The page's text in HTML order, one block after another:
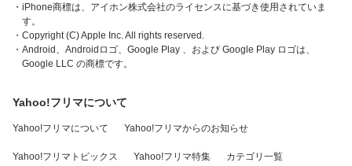
・iPhone商標は、アイホン株式会社のライセンスに基づき使用されていま
す。
・Copyright (C) Apple Inc. All rights reserved.
・Android、Androidロゴ、Google Play 、および Google Play ロゴは、
Google LLC の商標です。
Yahoo!フリマについて
Yahoo!フリマについて Yahoo!フリマからのお知らせ
Yahoo!フリマトピックス Yahoo!フリマ特集 カテゴリ一覧